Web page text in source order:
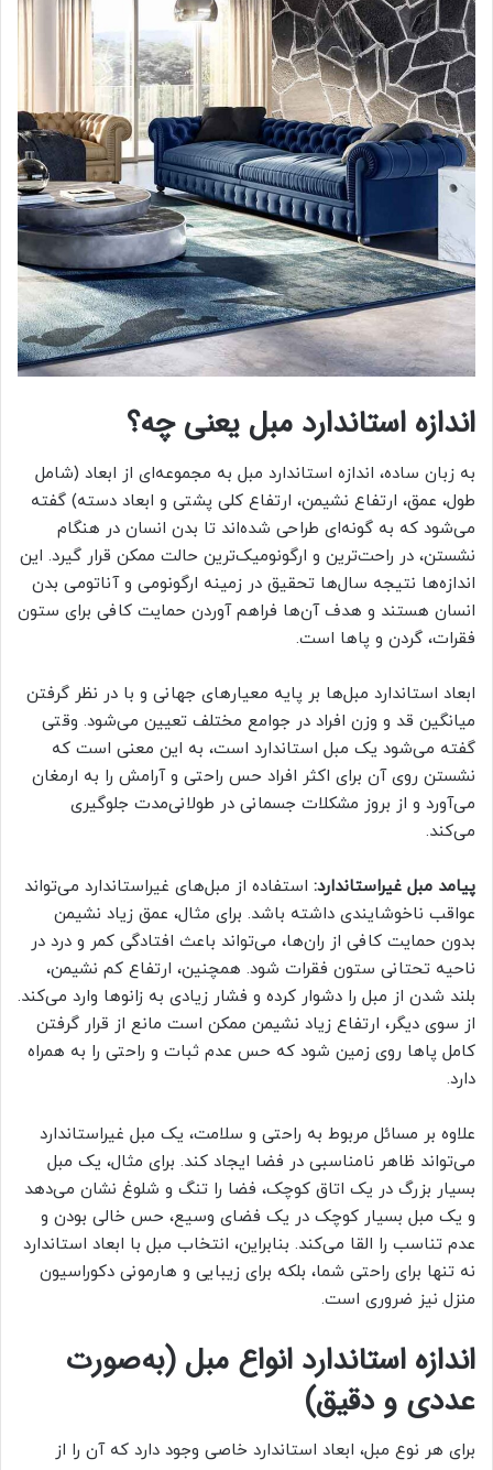
اندازه استاندارد مبل یعنی چه؟
به زبان ساده، اندازه استاندارد مبل به مجموعه‌ای از ابعاد (شامل
طول، عمق، ارتفاع نشیمن، ارتفاع کلی پشتی و ابعاد دسته) گفته
می‌شود که به گونه‌ای طراحی شده‌اند تا بدن انسان در هنگام
نشستن، در راحت‌ترین و ارگونومیک‌ترین حالت ممکن قرار گیرد. این
اندازه‌ها نتیجه سال‌ها تحقیق در زمینه ارگونومی و آناتومی بدن
انسان هستند و هدف آن‌ها فراهم آوردن حمایت کافی برای ستون
فقرات، گردن و پاها است.
ابعاد استاندارد مبل‌ها بر پایه معیارهای جهانی و با در نظر گرفتن
میانگین قد و وزن افراد در جوامع مختلف تعیین می‌شود. وقتی
گفته می‌شود یک مبل استاندارد است، به این معنی است که
نشستن روی آن برای اکثر افراد حس راحتی و آرامش را به ارمغان
می‌آورد و از بروز مشکلات جسمانی در طولانی‌مدت جلوگیری
می‌کند.
پیامد مبل غیراستاندارد: استفاده از مبل‌های غیراستاندارد می‌تواند
عواقب ناخوشایندی داشته باشد. برای مثال، عمق زیاد نشیمن
بدون حمایت کافی از ران‌ها، می‌تواند باعث افتادگی کمر و درد در
ناحیه تحتانی ستون فقرات شود. همچنین، ارتفاع کم نشیمن،
بلند شدن از مبل را دشوار کرده و فشار زیادی به زانوها وارد می‌کند.
از سوی دیگر، ارتفاع زیاد نشیمن ممکن است مانع از قرار گرفتن
کامل پاها روی زمین شود که حس عدم ثبات و راحتی را به همراه
دارد.
علاوه بر مسائل مربوط به راحتی و سلامت، یک مبل غیراستاندارد
می‌تواند ظاهر نامناسبی در فضا ایجاد کند. برای مثال، یک مبل
بسیار بزرگ در یک اتاق کوچک، فضا را تنگ و شلوغ نشان می‌دهد
و یک مبل بسیار کوچک در یک فضای وسیع، حس خالی بودن و
عدم تناسب را القا می‌کند. بنابراین، انتخاب مبل با ابعاد استاندارد
نه تنها برای راحتی شما، بلکه برای زیبایی و هارمونی دکوراسیون
منزل نیز ضروری است.
اندازه استاندارد انواع مبل (به‌صورت
عددی و دقیق)
برای هر نوع مبل، ابعاد استاندارد خاصی وجود دارد که آن را از